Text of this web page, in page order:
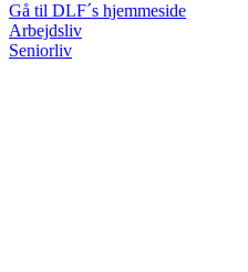
Gå til DLF´s hjemmeside
Arbejdsliv
Seniorliv